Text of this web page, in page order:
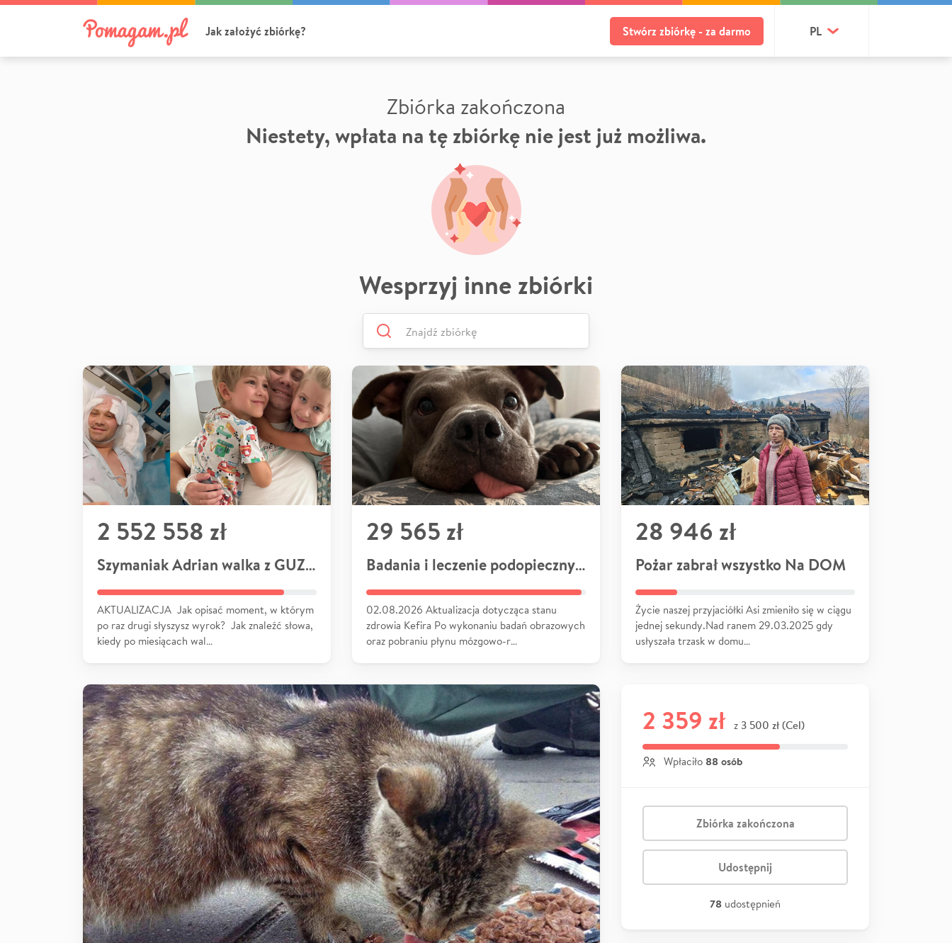
Jak założyć zbiórkę? Stwórz zbiórkę - za darmo PL
Zbiórka zakończona
Niestety, wpłata na tę zbiórkę nie jest już możliwa.
Wesprzyj inne zbiórki
2 552 558 zł
Szymaniak Adrian walka z GUZEM
AKTUALIZACJA Jak opisać moment, w którym
po raz drugi słyszysz wyrok? Jak znaleźć słowa,
kiedy po miesiącach wal…
29 565 zł
Badania i leczenie podopiecznych
02.08.2026 Aktualizacja dotycząca stanu
zdrowia Kefira Po wykonaniu badań obrazowych
oraz pobraniu płynu mózgowo-r…
28 946 zł
Pożar zabrał wszystko Na DOM
Życie naszej przyjaciółki Asi zmieniło się w ciągu
jednej sekundy.Nad ranem 29.03.2025 gdy
usłyszała trzask w domu…
2 359 zł z 3 500 zł (Cel)
Wpłaciło 88 osób
Zbiórka zakończona
Udostępnij
78 udostępnień